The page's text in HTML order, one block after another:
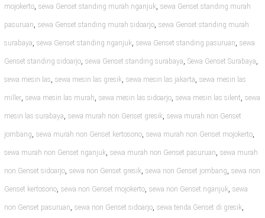
mojokerto, sewa Genset standing murah nganjuk, sewa Genset standing murah
pasuruan, sewa Genset standing murah sidoarjo, sewa Genset standing murah
surabaya, sewa Genset standing nganjuk, sewa Genset standing pasuruan, sewa
Genset standing sidoarjo, sewa Genset standing surabaya, Sewa Genset Surabaya,
sewa mesin las, sewa mesin las gresik, sewa mesin las jakarta, sewa mesin las
miller, sewa mesin las murah, sewa mesin las sidoarjo, sewa mesin las silent, sewa
mesin las surabaya, sewa murah non Genset gresik, sewa murah non Genset
jombang, sewa murah non Genset kertosono, sewa murah non Genset mojokerto,
sewa murah non Genset nganjuk, sewa murah non Genset pasuruan, sewa murah
non Genset sidoarjo, sewa non Genset gresik, sewa non Genset jombang, sewa non
Genset kertosono, sewa non Genset mojokerto, sewa non Genset nganjuk, sewa
non Genset pasuruan, sewa non Genset sidoarjo, sewa tenda Genset di gresik,